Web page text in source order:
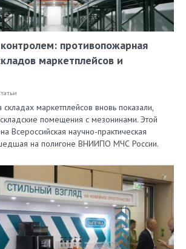
противопожарная
маркетплейсов и
маркетплейсов вновь показали,
помещения с мезонинами. Этой
Всероссийская научно-практическая
на полигоне ВНИИПО МЧС России.